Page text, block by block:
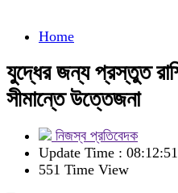
Home
যুদ্ধের জন্য প্রস্তুত
সীমান্তে উত্তেজনা
নিজস্ব প্রতিবেদক
Update Time :
551 Time View